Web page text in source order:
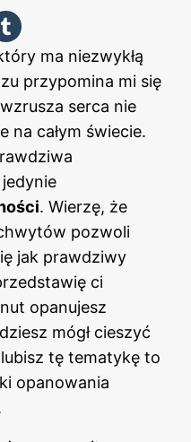
ma niezwykłą
przypomina mi się
serca nie
na całym świecie.
. Wierzę, że
pozwoli
jak prawdziwy
ci
opanujesz
mógł cieszyć
tę tematykę to
opanowania